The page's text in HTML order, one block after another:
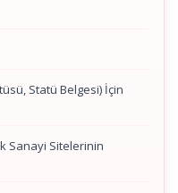
Statü Belgesi) İçin
Sanayi Sitelerinin